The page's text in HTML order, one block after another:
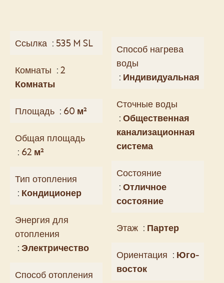
Ссылка 535 M SL
Комнаты
2
Комнаты
Площадь 60 м²
Общая площадь
62 м²
Тип отопления
Кондиционер
Энергия для
отопления
Электричество
Способ отопления
Способ нагрева
воды
Индивидуальная
Сточные воды
Общественная
канализационная
система
Состояние
Отличное
состояние
Этаж Партер
Ориентация
Юго-
восток